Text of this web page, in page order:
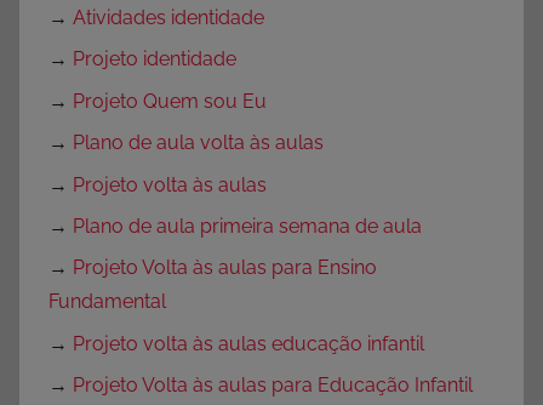
→ Atividades identidade
→ Projeto identidade
→ Projeto Quem sou Eu
→ Plano de aula volta às aulas
→ Projeto volta às aulas
→ Plano de aula primeira semana de aula
→ Projeto Volta às aulas para Ensino
Fundamental
→ Projeto volta às aulas educação infantil
→ Projeto Volta às aulas para Educação Infantil